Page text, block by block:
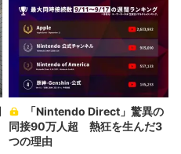
同接90万人超 熱狂を生んだ3
つの理由